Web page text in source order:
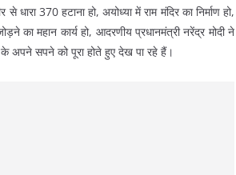
370 हटाना हो, अयोध्या में राम मंदिर का निर्माण हो,
का महान कार्य हो, आदरणीय प्रधानमंत्री नरेंद्र मोदी ने
अपने सपने को पूरा होते हुए देख पा रहे हैं।